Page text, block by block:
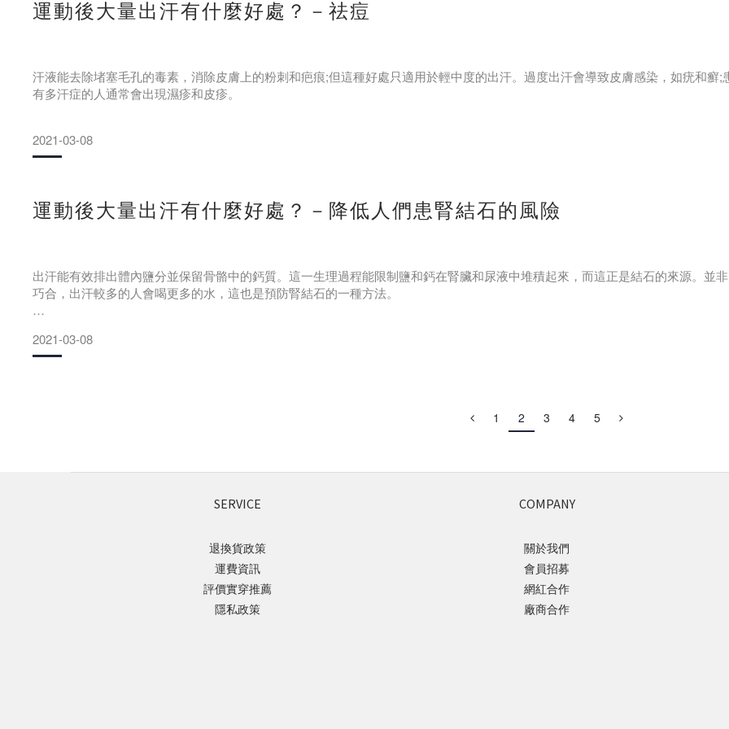
一些毒素會堵塞毛孔,運動流汗後,汗液會帶走毒素,從而減少痘痘、粉刺。所以,經 常流汗的人,皮膚更有光澤、更細膩。
運動流汗,有助於減肥,體內脂肪
運動後大量出汗有什麼好處？－祛痘
汗液能去除堵塞毛孔的毒素，消除皮膚上的粉刺和疤痕;但這種好處只適用於輕中度的出汗。過度出汗會導致皮膚感染，如疣和癬;
有多汗症的人通常會出現濕疹和皮疹。
2021-03-08
運動後大量出汗有什麼好處？－降低人們患腎結石的風險
出汗能有效排出體內鹽分並保留骨骼中的鈣質。這一生理過程能限制鹽和鈣在腎臟和尿液中堆積起來，而這正是結石的來源。並非
巧合，出汗較多的人會喝更多的水，這也是預防腎結石的一種方法。
2021-03-08
1 2 3 4 5
SERVICE
退換貨政策
運費資訊
評價實穿推薦
隱私政策
COMPANY
關於我們
會員招募
網紅合作
廠商合作